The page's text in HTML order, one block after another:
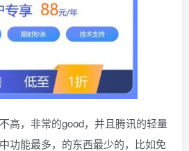
高，非常的good，并且腾讯的轻量
功能最多，的东西最少的，比如免